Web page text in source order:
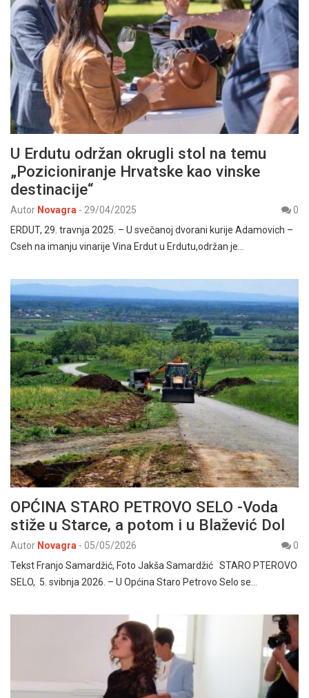
U Erdutu održan okrugli stol na temu
„Pozicioniranje Hrvatske kao vinske
destinacije“
Autor Novagra - 29/04/2025
0
ERDUT, 29. travnja 2025. – U svečanoj dvorani kurije Adamovich –
Cseh na imanju vinarije Vina Erdut u Erdutu,održan je…
OPĆINA STARO PETROVO SELO -Voda
stiže u Starce, a potom i u Blažević Dol
Autor Novagra - 05/05/2026
0
Tekst Franjo Samardžić, Foto Jakša Samardžić STARO PTEROVO
SELO, 5. svibnja 2026. – U Općina Staro Petrovo Selo se…